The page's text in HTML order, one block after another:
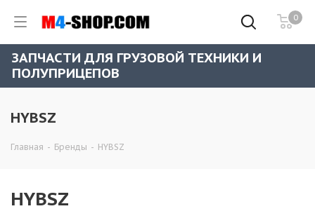
0
ЗАПЧАСТИ ДЛЯ ГРУЗОВОЙ ТЕХНИКИ И
ПОЛУПРИЦЕПОВ
HYBSZ
Главная - Бренды - HYBSZ
HYBSZ